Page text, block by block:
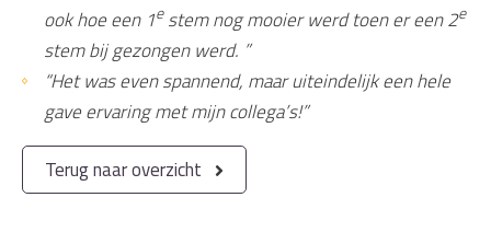
ook hoe een 1estem nog mooier werd toen er een 2e
stem bij gezongen werd. ”
“Het was even spannend, maar uiteindelijk een hele
gave ervaring met mijn collega’s!”
Terug naar overzicht